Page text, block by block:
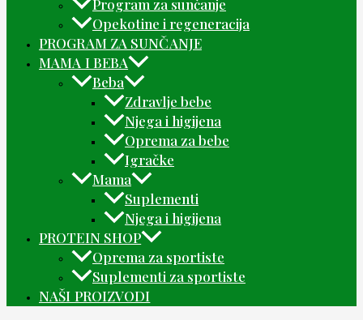
Program za sunčanje
Opekotine i regeneracija
PROGRAM ZA SUNČANJE
MAMA I BEBA
Beba
Zdravlje bebe
Njega i higijena
Oprema za bebe
Igračke
Mama
Suplementi
Njega i higijena
PROTEIN SHOP
Oprema za sportiste
Suplementi za sportiste
NAŠI PROIZVODI